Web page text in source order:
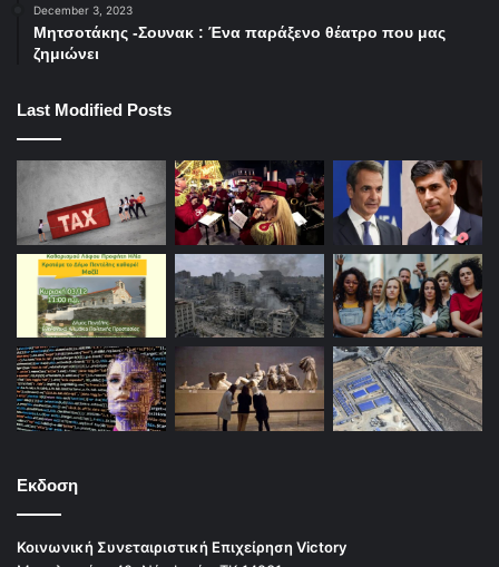
December 3, 2023
Μητσοτάκης -Σουνακ : Ένα παράξενο θέατρο που μας
ζημιώνει
Last Modified Posts
Εκδοση
Κοινωνική Συνεταιριστική Επιχείρηση Victory